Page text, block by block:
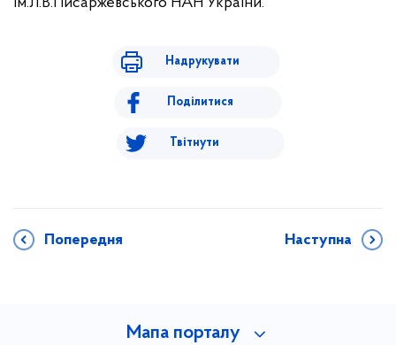
ім.Л.В.Писаржевського НАН України.
Надрукувати
Поділитися
Твітнути
Попередня Наступна
Мапа порталу